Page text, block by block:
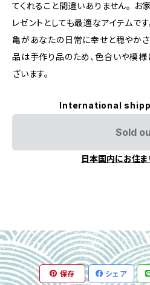
てくれること間違いありません。 お
レゼントとしても最適なアイテムで
亀があなたの日常に幸せと穏やか
品は手作り品のため、色合いや模
ざいます。
International
Sold
日本国内にお住
保存 シェア